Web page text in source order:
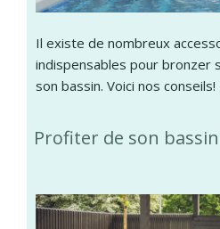
Il existe de nombreux
indispensables pour bronzer
son bassin. Voici nos conseils!
Profiter de son